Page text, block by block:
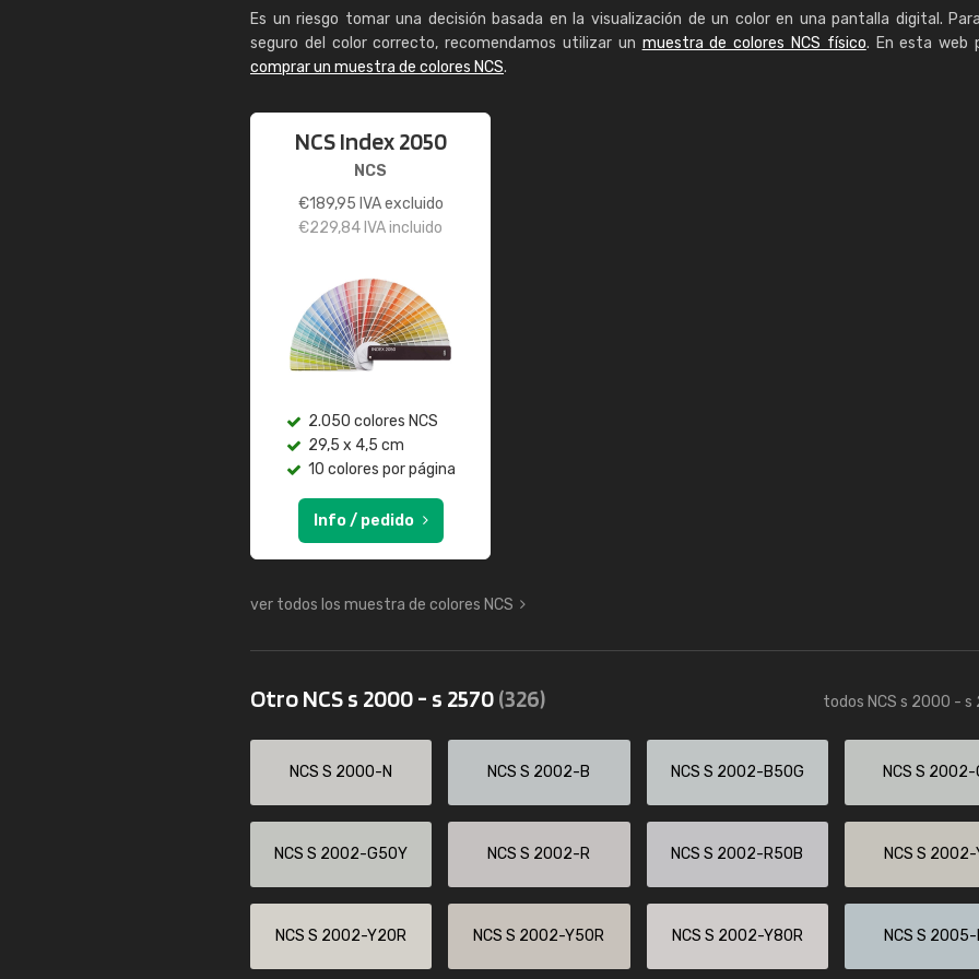
Es un riesgo tomar una decisión basada en la visualización de un color en una pantalla digital.
seguro del color correcto, recomendamos utilizar un muestra de colores NCS físico. En esta web
comprar un muestra de colores NCS.
NCS Index 2050
NCS
€189,95 IVA excluido
€229,84 IVA incluido
2.050 colores NCS
29,5 x 4,5 cm
10 colores por página
Info / pedido
ver todos los muestra de colores NCS
Otro NCS s 2000 - s 2570(326) todos NCS s 2000 - s
NCS S 2000-N NCS S 2002-B NCS S 2002-B50G NCS S 2002-
NCS S 2002-G50Y NCS S 2002-R NCS S 2002-R50B NCS S 2002-
NCS S 2002-Y20R NCS S 2002-Y50R NCS S 2002-Y80R NCS S 2005-